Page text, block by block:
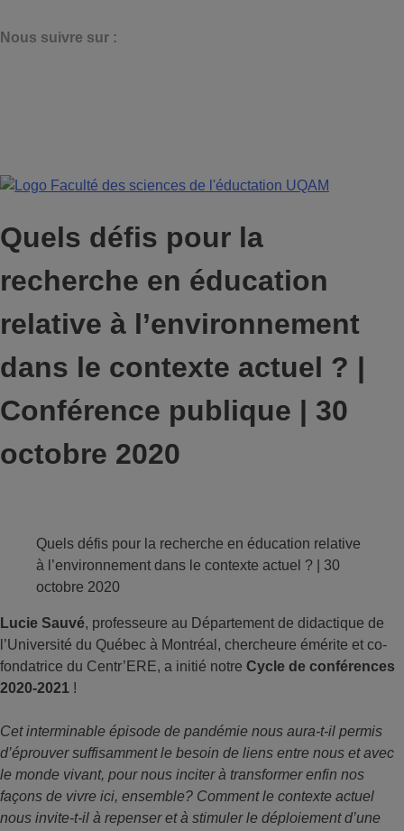
N ous suivre sur :
Quels défis pour la
recherche en éducation
relative à l’environnement
dans le contexte actuel ? |
Conférence publique | 30
octobre 2020
Quels défis pour la recherche en éducation relative
à l’environnement dans le contexte actuel ? | 30
octobre 2020
Lucie Sauvé, professeure au Département de didactique de
l’Université du Québec à Montréal, chercheure émérite et co-
fondatrice du Centr’ERE, a initié notre Cycle de conférences
2020-2021 !
Cet interminable épisode de pandémie nous aura-t-il permis
d’éprouver suffisamment le besoin de liens entre nous et avec
le monde vivant, pour nous inciter à transformer enfin nos
façons de vivre ici, ensemble? Comment le contexte actuel
nous invite-t-il à repenser et à stimuler le déploiement d’une